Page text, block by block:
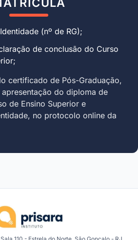
(nº de RG);
de conclusão do Curso
certificado de Pós-Graduação,
do diploma de
de Ensino Superior e
no protocolo online da